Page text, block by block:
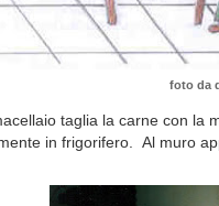
foto da
taglia la carne con la
in frigorifero. Al muro